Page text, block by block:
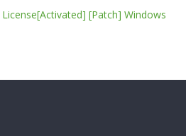
[Patch] Windows